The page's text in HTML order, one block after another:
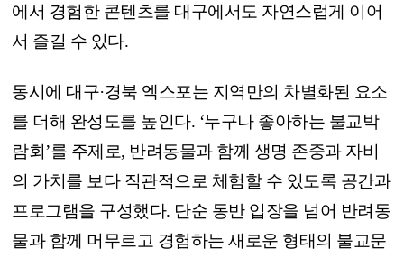
에서 경험한 콘텐츠를 대구에서도 자연스럽게 이어
서 즐길 수 있다.
동시에 대구·경북 엑스포는 지역만의 차별화된 요소
를 더해 완성도를 높인다. ‘누구나 좋아하는 불교박
람회’를 주제로, 반려동물과 함께 생명 존중과 자비
의 가치를 보다 직관적으로 체험할 수 있도록 공간과
프로그램을 구성했다. 단순 동반 입장을 넘어 반려동
물과 함께 머무르고 경험하는 새로운 형태의 불교문